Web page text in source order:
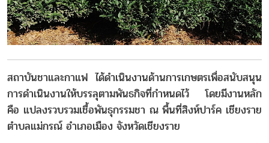
สถาบันชาและกาแฟ ได้ดำเนินงานด้านการเกษตรเพื่อสนับสนุน
การดำเนินงานให้บรรลุตามพันธกิจที่กำหนดไว้ โดยมีงานหลัก
คือ แปลงรวบรวมเชื้อพันธุกรรมชา ณ พื้นที่สิงห์ปาร์ค เชียงราย
ตำบลแม่กรณ์ อำเภอเมือง จังหวัดเชียงราย